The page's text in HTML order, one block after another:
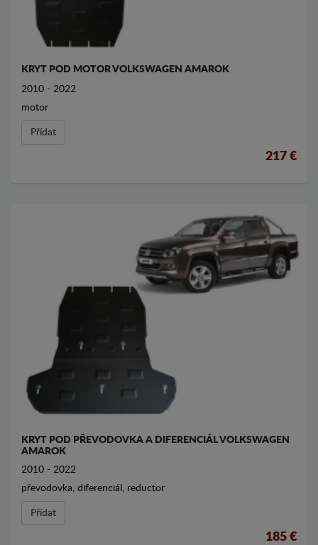
KRYT POD MOTOR VOLKSWAGEN AMAROK
2010 - 2022
motor
Přídat
217 €
KRYT POD PŘEVODOVKA A DIFERENCIÁL VOLKSWAGEN
AMAROK
2010 - 2022
převodovka, diferenciál, reductor
Přídat
185 €